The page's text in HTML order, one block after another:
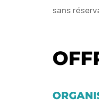
sans